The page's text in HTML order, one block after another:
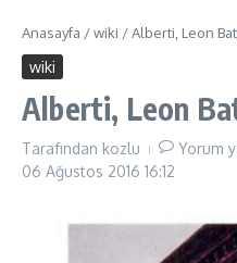
Anasayfa /wiki /Alberti, Leon
wiki
Alberti, Leon
Tarafından kozlu
Yorum
06 Ağustos 2016 16:12